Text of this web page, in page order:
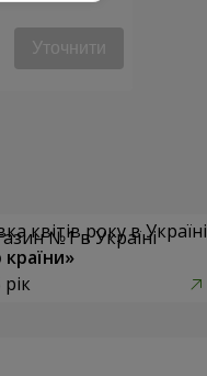
Уточнити
квітів року в Україні
країни»